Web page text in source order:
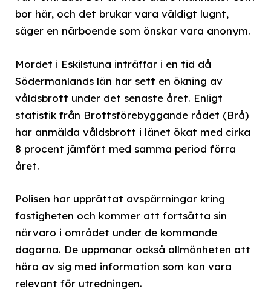
bor här, och det brukar vara väldigt lugnt,
säger en närboende som önskar vara anonym.
Mordet i Eskilstuna inträffar i en tid då
Södermanlands län har sett en ökning av
våldsbrott under det senaste året. Enligt
statistik från Brottsförebyggande rådet (Brå)
har anmälda våldsbrott i länet ökat med cirka
8 procent jämfört med samma period förra
året.
Polisen har upprättat avspärrningar kring
fastigheten och kommer att fortsätta sin
närvaro i området under de kommande
dagarna. De uppmanar också allmänheten att
höra av sig med information som kan vara
relevant för utredningen.